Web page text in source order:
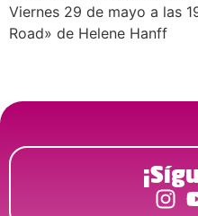
Viernes 29 de mayo a las
Road» de Helene Hanff